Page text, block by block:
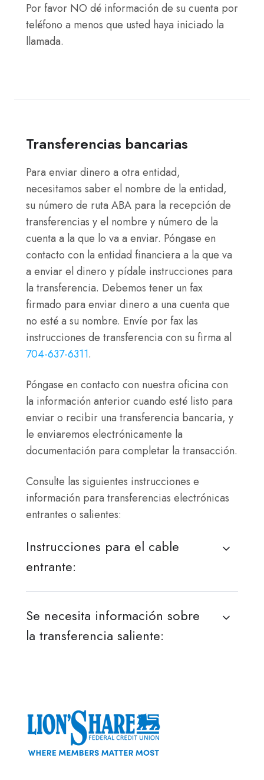
Por favor NO dé información de su cuenta por
teléfono a menos que usted haya iniciado la
llamada.
Transferencias bancarias
Para enviar dinero a otra entidad,
necesitamos saber el nombre de la entidad,
su número de ruta ABA para la recepción de
transferencias y el nombre y número de la
cuenta a la que lo va a enviar. Póngase en
contacto con la entidad financiera a la que va
a enviar el dinero y pídale instrucciones para
la transferencia. Debemos tener un fax
firmado para enviar dinero a una cuenta que
no esté a su nombre. Envíe por fax las
instrucciones de transferencia con su firma al
704-637-6311.
Póngase en contacto con nuestra oficina con
la información anterior cuando esté listo para
enviar o recibir una transferencia bancaria, y
le enviaremos electrónicamente la
documentación para completar la transacción.
Consulte las siguientes instrucciones e
información para transferencias electrónicas
entrantes o salientes:
Instrucciones para el cable
entrante:
Se necesita información sobre
la transferencia saliente: